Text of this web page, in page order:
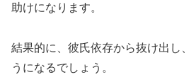
助けになります。
結果的に、彼氏依存から抜け出し
うになるでしょう。